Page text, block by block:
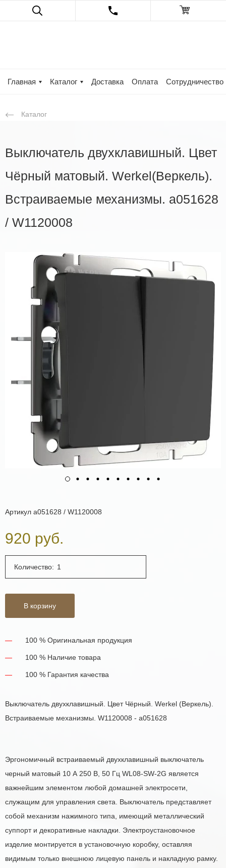
Главная Каталог Доставка Оплата Сотрудничество
Каталог
Выключатель двухклавишный. Цвет
Чёрный матовый. Werkel(Веркель).
Встраиваемые механизмы. a051628
/ W1120008
Артикул a051628 / W1120008
920 руб.
Количество:
В корзину
100 % Оригинальная продукция
100 % Наличие товара
100 % Гарантия качества
Выключатель двухклавишный. Цвет Чёрный. Werkel (Веркель).
Встраиваемые механизмы. W1120008 - a051628
Эргономичный встраиваемый двухклавишный выключатель
черный матовый 10 А 250 В, 50 Гц WL08-SW-2G является
важнейшим элементом любой домашней электросети,
служащим для управления света. Выключатель представляет
собой механизм нажимного типа, имеющий металлический
суппорт и декоративные накладки. Электроустановочное
изделие монтируется в установочную коробку, оставляя
видимым только внешнюю лицевую панель и накладную рамку.